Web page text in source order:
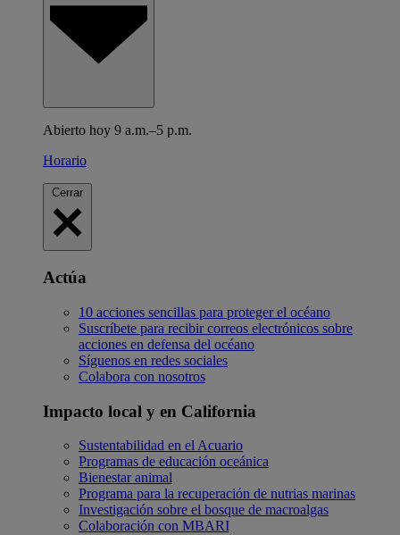
Abierto hoy 9 a.m.–5 p.m.
Horario
Cerrar
Actúa
10 acciones sencillas para proteger el océano
Suscríbete para recibir correos electrónicos sobre
acciones en defensa del océano
Síguenos en redes sociales
Colabora con nosotros
Impacto local y en California
Sustentabilidad en el Acuario
Programas de educación oceánica
Bienestar animal
Programa para la recuperación de nutrias marinas
Investigación sobre el bosque de macroalgas
Colaboración con MBARI